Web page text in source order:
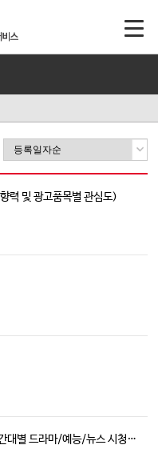
력 및 광고품목별 관심도)
선호하는 TV프로그램 장르 및 시간대별 드라마/예능/뉴스 시청정도